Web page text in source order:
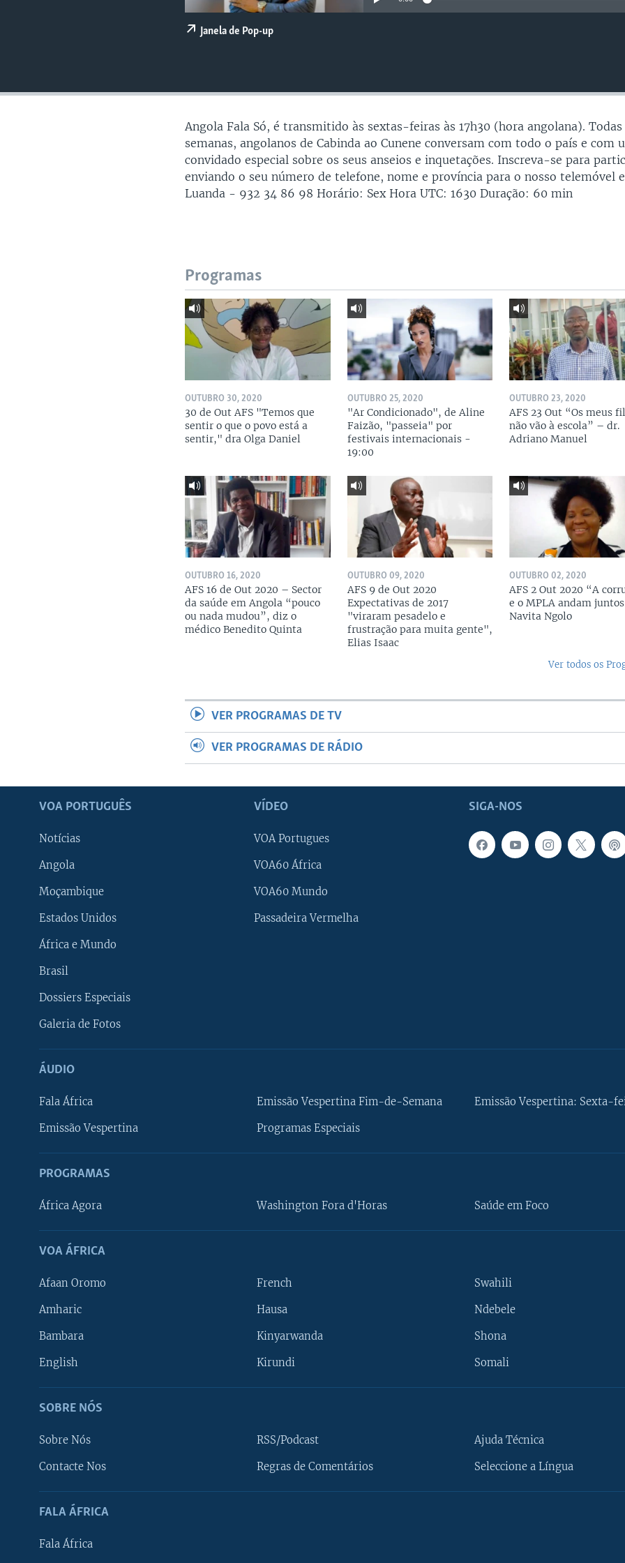
Línguas
Janela de Pop-up
Angola Fala Só, é transmitido às sextas-feiras às 17h30 (hora angolana). Todas
semanas, angolanos de Cabinda ao Cunene conversam com todo o país e com
convidado especial sobre os seus anseios e inquetações. Inscreva-se para
enviando o seu número de telefone, nome e província para o nosso telemóvel
Luanda - 932 34 86 98 Horário: Sex Hora UTC: 1630 Duração: 60 min
Programas
OUTUBRO 30, 2020
30 de Out AFS "Temos que
sentir o que o povo está a
sentir," dra Olga Daniel
OUTUBRO 25, 2020
"Ar Condicionado", de Aline
Faizão, "passeia" por
festivais internacionais -
19:00
OUTUBRO 23, 2020
AFS 23 Out “Os meus
não vão à escola” – dr.
Adriano Manuel
OUTUBRO 16, 2020
AFS 16 de Out 2020 – Sector
da saúde em Angola “pouco
ou nada mudou”, diz o
médico Benedito Quinta
OUTUBRO 09, 2020
AFS 9 de Out 2020
Expectativas de 2017
"viraram pesadelo e
frustração para muita gente",
Elias Isaac
OUTUBRO 02, 2020
AFS 2 Out 2020 “A
e o MPLA andam
Navita Ngolo
Ver todos os
VER PROGRAMAS DE TV
VER PROGRAMAS DE RÁDIO
SIGA-NOS
VOA PORTUGUÊS
Notícias
Angola
Moçambique
Estados Unidos
África e Mundo
Brasil
Dossiers Especiais
Galeria de Fotos
VÍDEO
VOA Portugues
VOA60 África
VOA60 Mundo
Passadeira Vermelha
ÁUDIO
Fala África
Emissão Vespertina
Emissão Vespertina Fim-de-Semana
Programas Especiais
Emissão Vespertina: Sexta-
PROGRAMAS
África Agora Washington Fora d'Horas Saúde em Foco
VOA ÁFRICA
Afaan Oromo
Amharic
Bambara
English
French
Hausa
Kinyarwanda
Kirundi
Swahili
Ndebele
Shona
Somali
SOBRE NÓS
Sobre Nós
Contacte Nos
RSS/Podcast
Regras de Comentários
Ajuda Técnica
Seleccione a Língua
FALA ÁFRICA
Fala África